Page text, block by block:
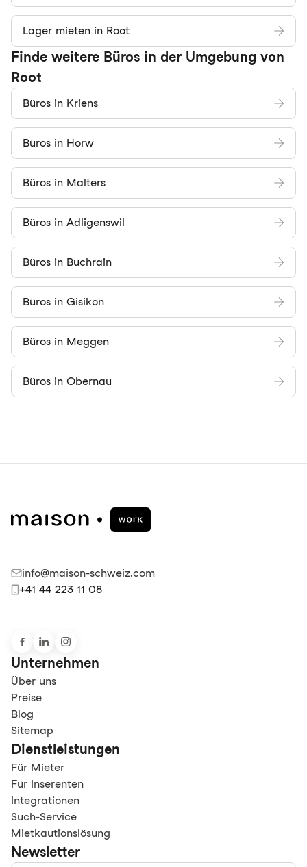
Lager mieten in Root
Finde weitere Büros in der Umgebung von
Root
Büros in Kriens
Büros in Horw
Büros in Malters
Büros in Adligenswil
Büros in Buchrain
Büros in Gisikon
Büros in Meggen
Büros in Obernau
info@maison-schweiz.com
+41 44 223 11 08
Unternehmen
Über uns
Preise
Blog
Sitemap
Dienstleistungen
Für Mieter
Für Inserenten
Integrationen
Such-Service
Mietkautionslösung
Newsletter